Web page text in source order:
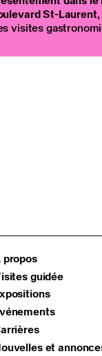
St-Laurent
visites
propos
guidée
et